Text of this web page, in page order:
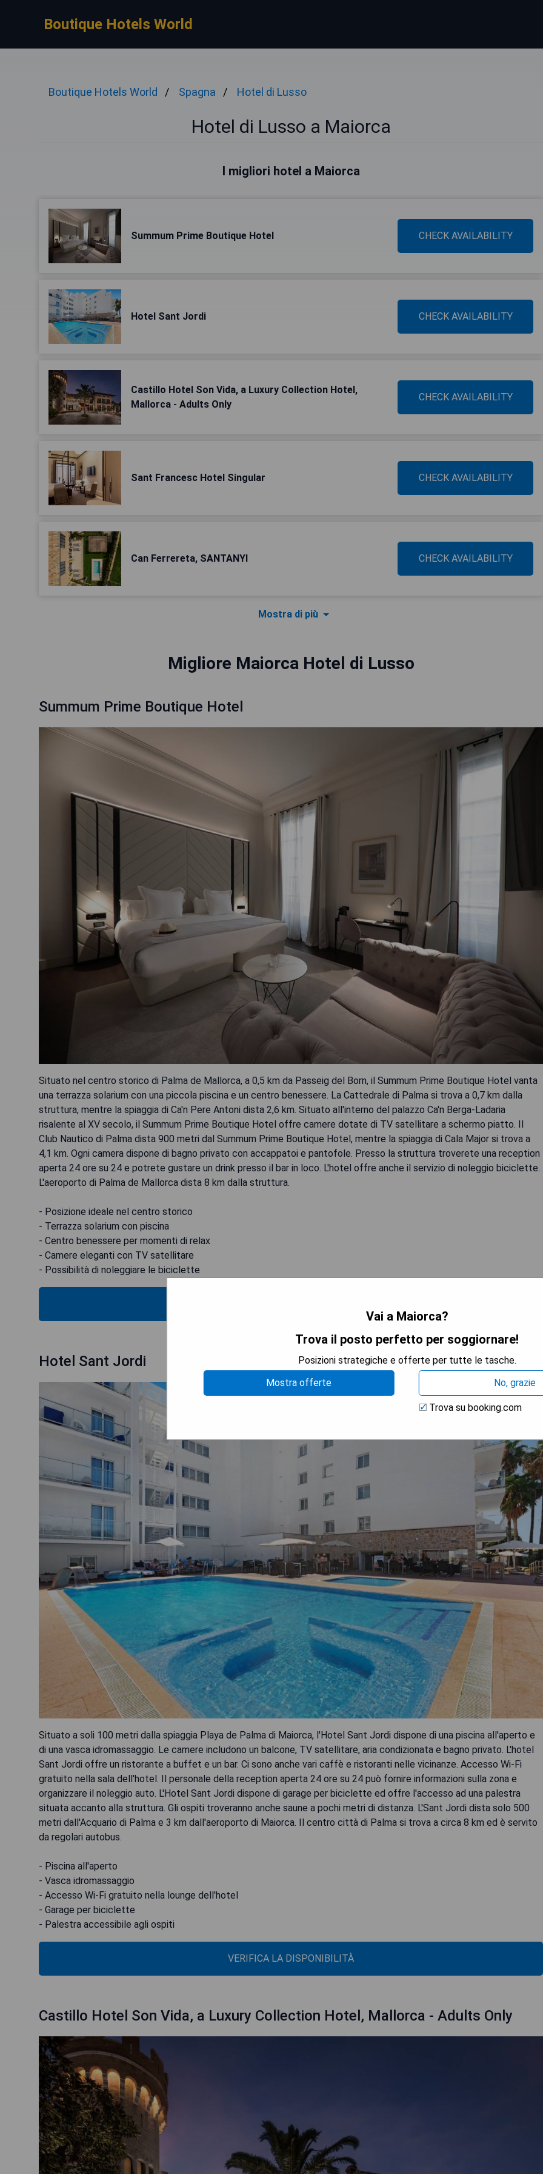
Boutique Hotels World
Boutique Hotels World Spagna Hotel di Lusso
Hotel di Lusso a Maiorca
I migliori hotel a Maiorca
Summum Prime Boutique Hotel CHECK AVAILABILITY
Hotel Sant Jordi CHECK AVAILABILITY
Castillo Hotel Son Vida, a Luxury Collection Hotel,
Mallorca - Adults Only
CHECK AVAILABILITY
Sant Francesc Hotel Singular CHECK AVAILABILITY
Can Ferrereta, SANTANYI CHECK AVAILABILITY
Mostra di più
Migliore Maiorca Hotel di Lusso
Summum Prime Boutique Hotel
Situato nel centro storico di Palma de Mallorca, a 0,5 km da Passeig del Born, il Summum Prime Boutique Hotel vanta
una terrazza solarium con una piccola piscina e un centro benessere. La Cattedrale di Palma si trova a 0,7 km dalla
struttura, mentre la spiaggia di Ca'n Pere Antoni dista 2,6 km. Situato all'interno del palazzo Ca'n Berga-Ladaria
risalente al XV secolo, il Summum Prime Boutique Hotel offre camere dotate di TV satellitare a schermo piatto. Il
Club Nautico di Palma dista 900 metri dal Summum Prime Boutique Hotel, mentre la spiaggia di Cala Major si trova a
4,1 km. Ogni camera dispone di bagno privato con accappatoi e pantofole. Presso la struttura troverete una reception
aperta 24 ore su 24 e potrete gustare un drink presso il bar in loco. L'hotel offre anche il servizio di noleggio biciclette.
L'aeroporto di Palma de Mallorca dista 8 km dalla struttura.
- Posizione ideale nel centro storico
- Terrazza solarium con piscina
- Centro benessere per momenti di relax
- Camere eleganti con TV satellitare
- Possibilità di noleggiare le biciclette
Hotel Sant Jordi
Situato a soli 100 metri dalla spiaggia Playa de Palma di Maiorca, l'Hotel Sant Jordi dispone di una piscina all'aperto e
di una vasca idromassaggio. Le camere includono un balcone, TV satellitare, aria condizionata e bagno privato. L'hotel
Sant Jordi offre un ristorante a buffet e un bar. Ci sono anche vari caffè e ristoranti nelle vicinanze. Accesso Wi-Fi
gratuito nella sala dell'hotel. Il personale della reception aperta 24 ore su 24 può fornire informazioni sulla zona e
organizzare il noleggio auto. L'Hotel Sant Jordi dispone di garage per biciclette ed offre l'accesso ad una palestra
situata accanto alla struttura. Gli ospiti troveranno anche saune a pochi metri di distanza. L'Sant Jordi dista solo 500
metri dall'Acquario di Palma e 3 km dall'aeroporto di Maiorca. Il centro città di Palma si trova a circa 8 km ed è servito
da regolari autobus.
- Piscina all'aperto
- Vasca idromassaggio
- Accesso Wi-Fi gratuito nella lounge dell'hotel
- Garage per biciclette
- Palestra accessibile agli ospiti
VERIFICA LA DISPONIBILITÀ
Castillo Hotel Son Vida, a Luxury Collection Hotel, Mallorca - Adults Only
Vai a Maiorca?
Trova il posto perfetto per soggiornare!
Posizioni strategiche e offerte per tutte le tasche.
Mostra offerte
No, grazie
Trova su booking.com